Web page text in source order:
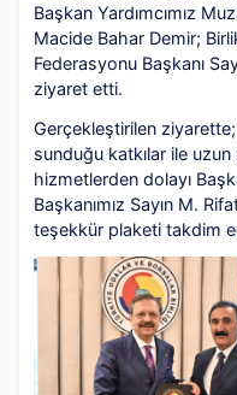
Başkan Yardımcımız
Macide Bahar Demir;
Federasyonu Başkanı
ziyaret etti.
Gerçekleştirilen
sunduğu katkılar ile
hizmetlerden dolayı
Başkanımız Sayın M.
teşekkür plaketi takdim